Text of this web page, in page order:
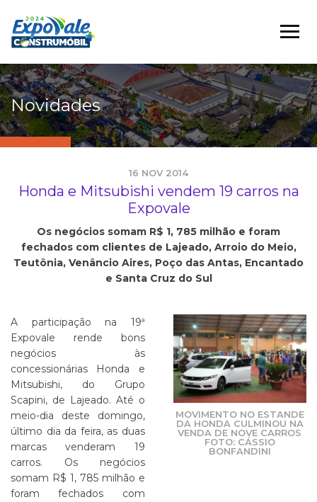
Novidades
16 NOV 2014
Honda e Mitsubishi vendem 19 carros na
Expovale
Os negócios somam R$ 1, 785 milhão e foram
fechados com clientes de Lajeado, Arroio do Meio,
Teutônia, Venâncio Aires, Poço das Antas, Encantado
e Santa Cruz do Sul
MOVIMENTO NO ESTANDE
DA HONDA CULMINOU NA
VENDA DE NOVE CARROS
FOTO: CÁSSIO
BONFANDINI
A participação na 19ª
Expovale rende bons
negócios às
concessionárias Honda e
Mitsubishi, do Grupo
Scapini, de Lajeado. Até o
meio-dia deste domingo,
último dia da feira, as duas
marcas venderam 19
carros. Os negócios
somam R$ 1, 785 milhão e
foram fechados com